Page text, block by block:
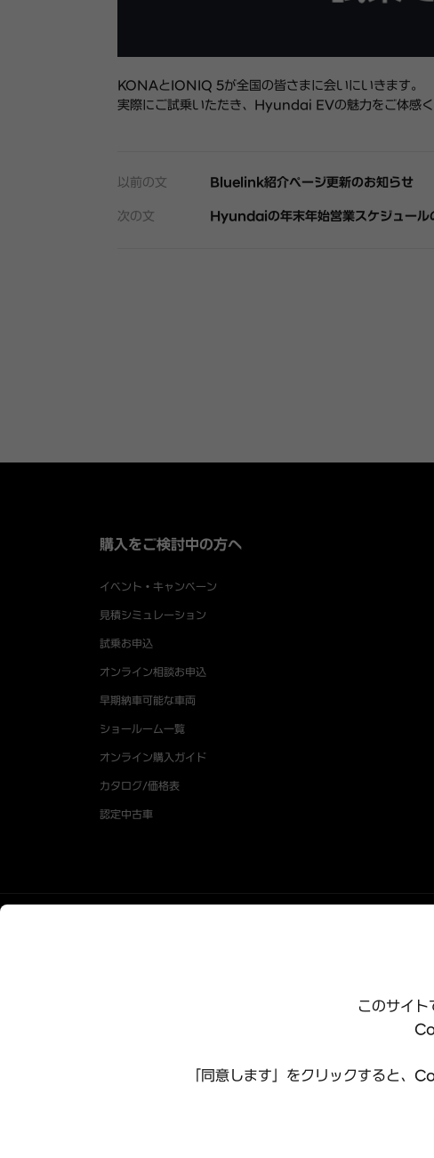
KONAとIONIQ 5が全国の皆さまに会いにいきます。
実際にご試乗いただき、Hyundai EVの魅力をご体感く
以前の文 Bluelink紹介ページ更新のお知らせ
次の文 Hyundaiの年末年始営業スケジュール
購入をご検討中の方へ
イベント・キャンペーン
見積シミュレーション
試乗お申込
オンライン相談お申込
早期納車可能な車両
ショールーム一覧
オンライン購入ガイド
カタログ/価格表
認定中古車
特定商取引法に
このサイ
「同意します」をクリックすると、